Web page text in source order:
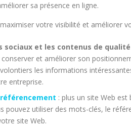
sa présence en ligne.
votre visibilité et améliorer
sociaux et les contenus de qualité
et améliorer son
les informations
entreprise.
référencement : plus un site Web
pouvez utiliser des mots-clés, le
site Web.